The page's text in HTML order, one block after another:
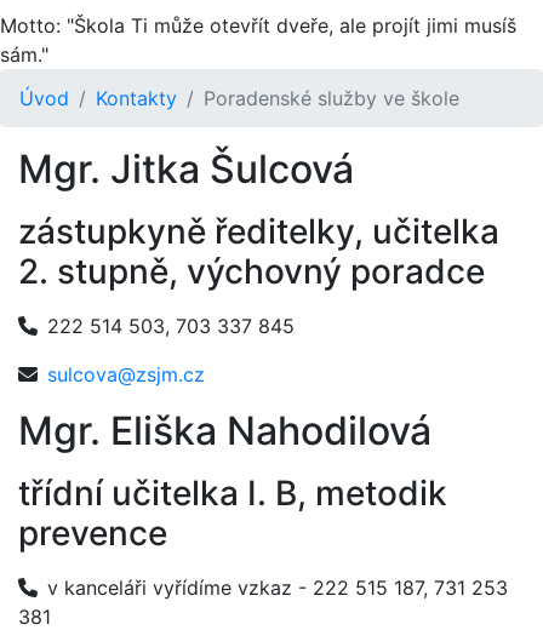
Motto: "Škola Ti může otevřít dveře, ale projít jimi musíš
sám."
Úvod
Kontakty Poradenské služby ve škole
Mgr. Jitka Šulcová
zástupkyně ředitelky, učitelka
2. stupně, výchovný poradce
222 514 503, 703 337 845
sulcova@zsjm.cz
Mgr. Eliška Nahodilová
třídní učitelka I. B, metodik
prevence
v kanceláři vyřídíme vzkaz - 222 515 187, 731 253
381